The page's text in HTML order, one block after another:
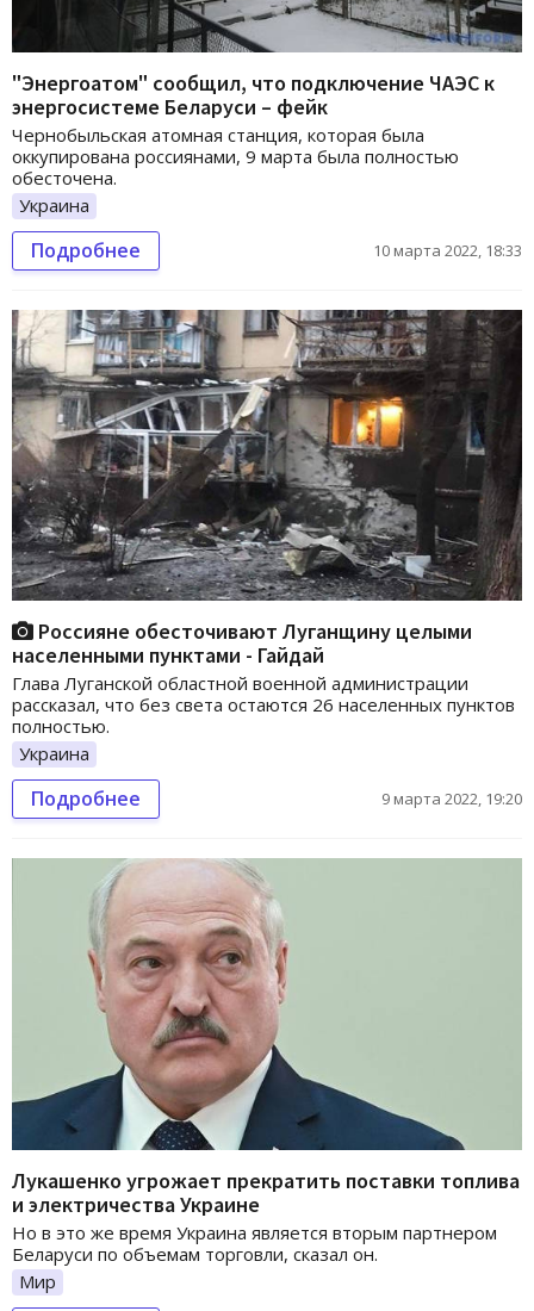
"Энергоатом" сообщил, что подключение ЧАЭС к
энергосистеме Беларуси – фейк
Чернобыльская атомная станция, которая была
оккупирована россиянами, 9 марта была полностью
обесточена.
Украина
Подробнее 10 марта 2022, 18:33
Россияне обесточивают Луганщину целыми
населенными пунктами - Гайдай
Глава Луганской областной военной администрации
рассказал, что без света остаются 26 населенных пунктов
полностью.
Украина
Подробнее 9 марта 2022, 19:20
Лукашенко угрожает прекратить поставки топлива
и электричества Украине
Но в это же время Украина является вторым партнером
Беларуси по объемам торговли, сказал он.
Мир